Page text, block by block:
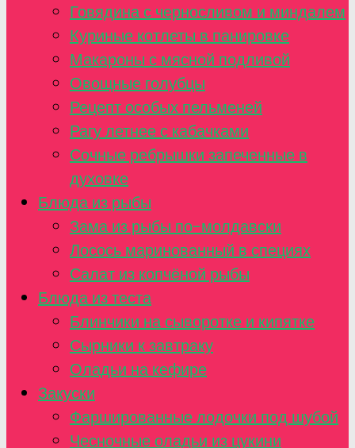
Говядина с черносливом и миндалем
Куриные котлеты в панировке
Макароны с мясной подливой
Овощные голубцы
Рецепт особых пельменей
Рагу летнее с кабачками
Сочные ребрышки запеченные в
духовке
Блюда из рыбы
Зама из рыбы по-молдавски
Лосось маринованный в специях
Салат из копчёной рыбы
Блюда из теста
Блинчики на сыворотке и кипятке
Сырники к завтраку
Оладьи на кефире
Закуски
Фаршированные лодочки под шубой
Чесночные оладьи из цукини